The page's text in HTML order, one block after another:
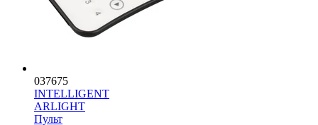
037675
INTELLIGENT
ARLIGHT
Пульт